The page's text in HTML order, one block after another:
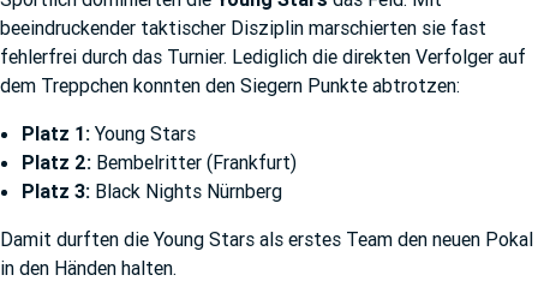
beeindruckender taktischer Disziplin marschierten sie fast
fehlerfrei durch das Turnier. Lediglich die direkten Verfolger auf
dem Treppchen konnten den Siegern Punkte abtrotzen:
Platz 1: Young Stars
Platz 2: Bembelritter (Frankfurt)
Platz 3: Black Nights Nürnberg
Damit durften die Young Stars als erstes Team den neuen Pokal
in den Händen halten.